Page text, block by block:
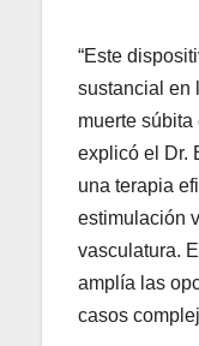
“Este
sustancial en
muerte súbita
explicó el Dr.
una terapia
estimulación
vasculatura.
amplía las
casos